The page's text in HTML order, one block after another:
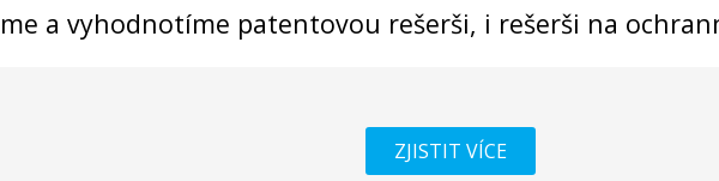
a vyhodnotíme patentovou rešerši, i rešerši na
ZJISTIT VÍCE